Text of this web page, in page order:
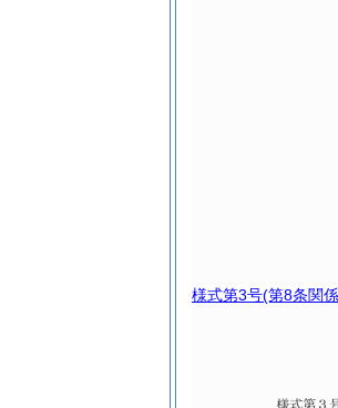
様式第3号(第8条関